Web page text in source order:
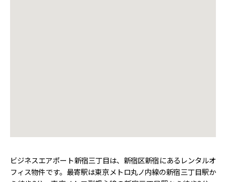
ビジネスエアポート新宿三丁目は、新宿区新宿にあるレンタルオ
フィス物件です。最寄駅は東京メトロ丸ノ内線の新宿三丁目駅か